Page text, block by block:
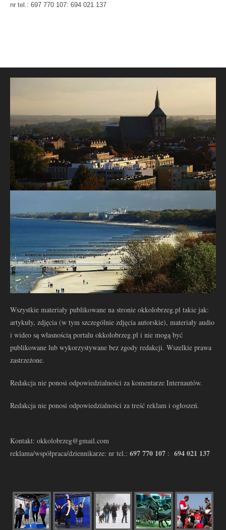
nr tel.: 697 770 107: 694 021 137
Wszystkie materiały publikowane na stronie okkolobrzeg.pl takie jak:
artykuły, zdjęcia (w tym szczególnie zdjęcia autorskie), materiały audio
i wideo są własnością portalu okkolobrzeg.pl i nie mogą być
publikowane lub wykorzystywane bez zgody redakcji. Wszelkie prawa
zastrzeżone.
Redakcja nie ponosi odpowiedzialności za komentarze Internautów.
Redakcja nie ponosi odpowiedzialności za treść reklam i ogłoszeń.
Kontakt: okkolobrzeg@gmail.com
reklama/współpraca/dziennikarze: nr tel.: 697 770 107 : 694 021 137